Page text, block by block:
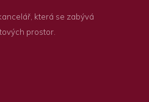
která se zabývá
prostor.